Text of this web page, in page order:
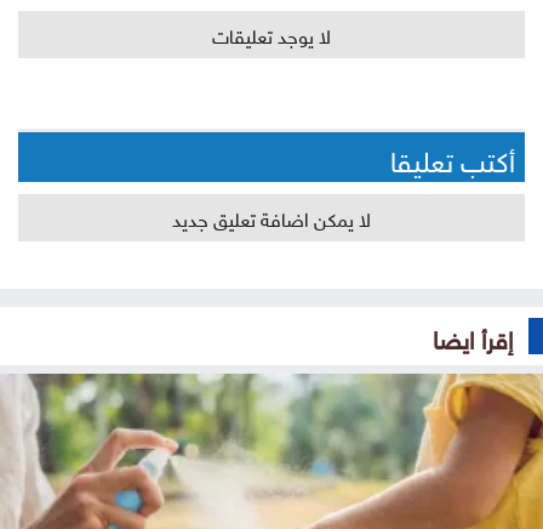
لا يوجد تعليقات
أكتب تعليقا
لا يمكن اضافة تعليق جديد
إقرأ ايضا